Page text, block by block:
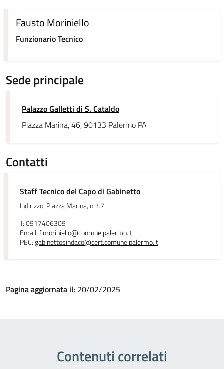
Fausto Moriniello
Funzionario Tecnico
Sede principale
Palazzo Galletti di S. Cataldo
Piazza Marina, 46, 90133 Palermo PA
Contatti
Staff Tecnico del Capo di Gabinetto
Indirizzo: Piazza Marina, n. 47
T: 0917406309
Email:f.moriniello@comune.palermo.it
PEC:gabinettosindaco@cert.comune.palermo.it
Pagina aggiornata il: 20/02/2025
Contenuti correlati